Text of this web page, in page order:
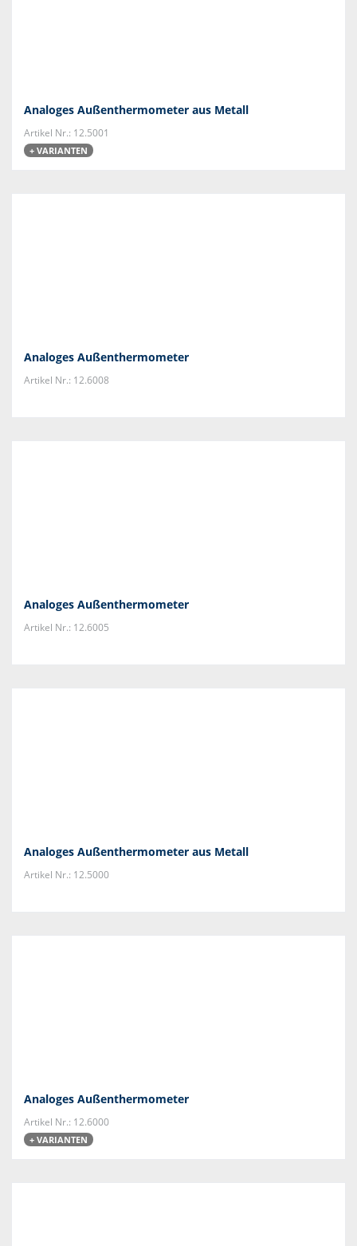
Analoges Außenthermometer aus Metall
Artikel Nr.: 12.5001
+ VARIANTEN
Analoges Außenthermometer
Artikel Nr.: 12.6008
Analoges Außenthermometer
Artikel Nr.: 12.6005
Analoges Außenthermometer aus Metall
Artikel Nr.: 12.5000
Analoges Außenthermometer
Artikel Nr.: 12.6000
+ VARIANTEN